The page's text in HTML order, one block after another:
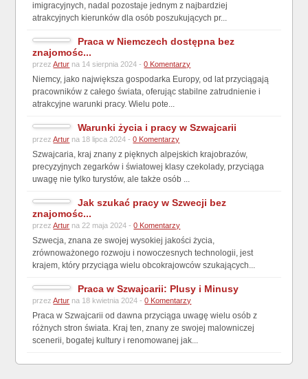
imigracyjnych, nadal pozostaje jednym z najbardziej
atrakcyjnych kierunków dla osób poszukujących pr...
Praca w Niemczech dostępna bez
znajomośc...
przezArtur na 14 sierpnia 2024 -0 Komentarzy
Niemcy, jako największa gospodarka Europy, od lat przyciągają
pracowników z całego świata, oferując stabilne zatrudnienie i
atrakcyjne warunki pracy. Wielu pote...
Warunki życia i pracy w Szwajcarii
przezArtur na 18 lipca 2024 -0 Komentarzy
Szwajcaria, kraj znany z pięknych alpejskich krajobrazów,
precyzyjnych zegarków i światowej klasy czekolady, przyciąga
uwagę nie tylko turystów, ale także osób ...
Jak szukać pracy w Szwecji bez
znajomośc...
przezArtur na 22 maja 2024 -0 Komentarzy
Szwecja, znana ze swojej wysokiej jakości życia,
zrównoważonego rozwoju i nowoczesnych technologii, jest
krajem, który przyciąga wielu obcokrajowców szukających...
Praca w Szwajcarii: Plusy i Minusy
przezArtur na 18 kwietnia 2024 -0 Komentarzy
Praca w Szwajcarii od dawna przyciąga uwagę wielu osób z
różnych stron świata. Kraj ten, znany ze swojej malowniczej
scenerii, bogatej kultury i renomowanej jak...